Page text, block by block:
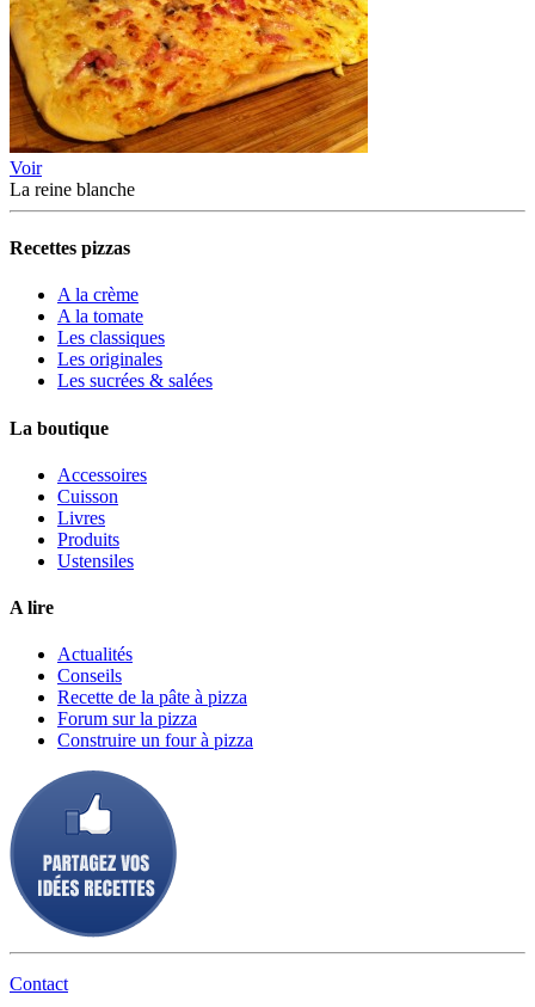
Voir
La reine blanche
Recettes pizzas
A la crème
A la tomate
Les classiques
Les originales
Les sucrées & salées
La boutique
Accessoires
Cuisson
Livres
Produits
Ustensiles
A lire
Actualités
Conseils
Recette de la pâte à pizza
Forum sur la pizza
Construire un four à pizza
Contact